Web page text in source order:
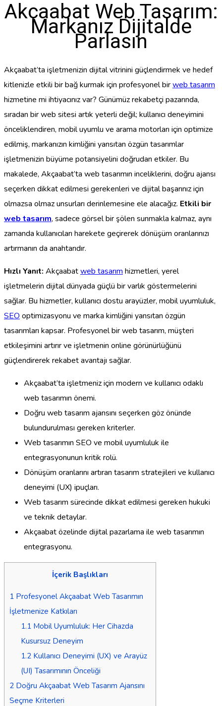
Akçaabat Web Tasarım:
Markanız Dijitalde
Parlasın
Akçaabat’ta işletmenizin dijital vitrinini güçlendirmek ve hedef
kitlenizle etkili bir bağ kurmak için profesyonel birweb tasarım
hizmetine mi ihtiyacınız var? Günümüz rekabetçi pazarında,
sıradan bir web sitesi artık yeterli değil; kullanıcı deneyimini
önceliklendiren, mobil uyumlu ve arama motorları için optimize
edilmiş, markanızın kimliğini yansıtan özgün tasarımlar
işletmenizin büyüme potansiyelini doğrudan etkiler. Bu
makalede, Akçaabat’ta web tasarımın inceliklerini, doğru ajansı
seçerken dikkat edilmesi gerekenleri ve dijital başarınız için
olmazsa olmaz unsurları derinlemesine ele alacağız. Etkili bir
web tasarım, sadece görsel bir şölen sunmakla kalmaz, aynı
zamanda kullanıcıları harekete geçirerek dönüşüm oranlarınızı
artırmanın da anahtarıdır.
Hızlı Yanıt: Akçaabatweb tasarım hizmetleri, yerel
işletmelerin dijital dünyada güçlü bir varlık göstermelerini
sağlar. Bu hizmetler, kullanıcı dostu arayüzler, mobil uyumluluk,
SEO optimizasyonu ve marka kimliğini yansıtan özgün
tasarımları kapsar. Profesyonel bir web tasarım, müşteri
etkileşimini artırır ve işletmenin online görünürlüğünü
güçlendirerek rekabet avantajı sağlar.
Akçaabat’ta işletmeniz için modern ve kullanıcı odaklı
web tasarımın önemi.
Doğru web tasarım ajansını seçerken göz önünde
bulundurulması gereken kriterler.
Web tasarımın SEO ve mobil uyumluluk ile
entegrasyonunun kritik rolü.
Dönüşüm oranlarını artıran tasarım stratejileri ve kullanıcı
deneyimi (UX) ipuçları.
Web tasarım sürecinde dikkat edilmesi gereken hukuki
ve teknik detaylar.
Akçaabat özelinde dijital pazarlama ile web tasarımın
entegrasyonu.
İçerik Başlıkları
1 Profesyonel Akçaabat Web Tasarımın
İşletmenize Katkıları
1.1Mobil Uyumluluk: Her Cihazda
Kusursuz Deneyim
1.2Kullanıcı Deneyimi (UX) ve Arayüz
(UI) Tasarımının Önceliği
2 Doğru Akçaabat Web Tasarım Ajansını
Seçme Kriterleri